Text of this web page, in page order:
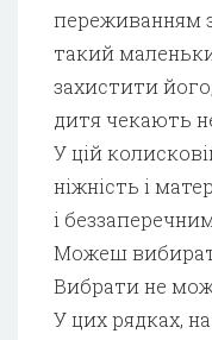
переживанням
такий
захистити
дитя чекають
У цій
ніжність і
і
Можеш
Вибрати не
У цих рядках,